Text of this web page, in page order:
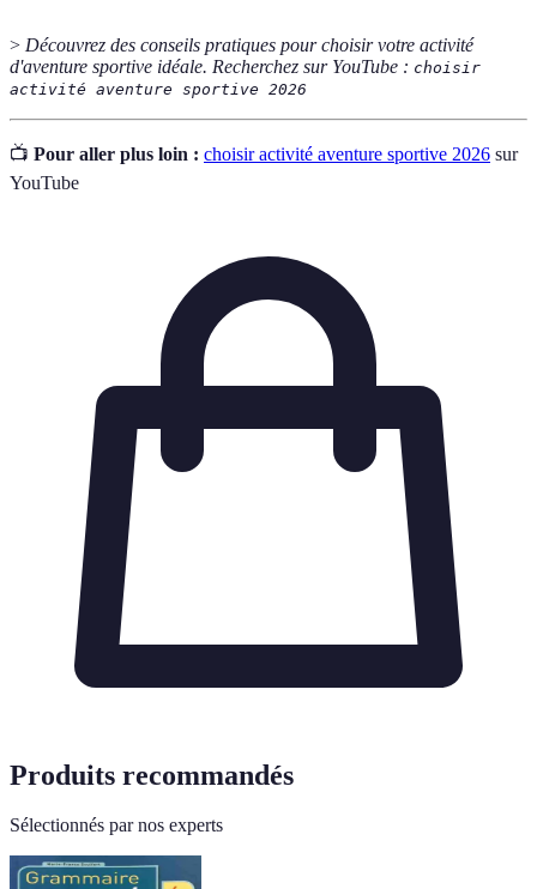
> Découvrez des conseils pratiques pour choisir votre activité
d'aventure sportive idéale. Recherchez sur YouTube : choisir
activité aventure sportive 2026
📺 Pour aller plus loin : choisir activité aventure sportive 2026 sur
YouTube
Produits recommandés
Sélectionnés par nos experts